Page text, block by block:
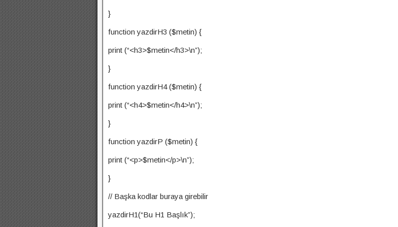
}
function yazdirH3 ($metin) {
print (“<h3>$metin</h3>\n”);
}
function yazdirH4 ($metin) {
print (“<h4>$metin</h4>\n”);
}
function yazdirP ($metin) {
print (“<p>$metin</p>\n”);
}
// Başka kodlar buraya girebilir
yazdirH1(“Bu H1 Başlık”);